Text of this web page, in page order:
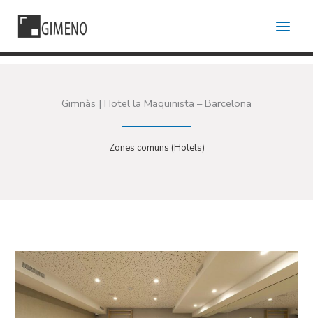
contingut
Gimnàs | Hotel la Maquinista – Barcelona
Zones comuns (Hotels)